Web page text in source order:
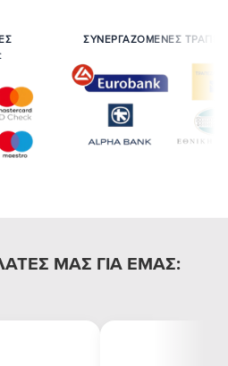
ΣΥΝΕΡΓΑΖΟΜΕΝΕΣ
ΜΑΣ ΓΙΑ ΕΜΑΣ: